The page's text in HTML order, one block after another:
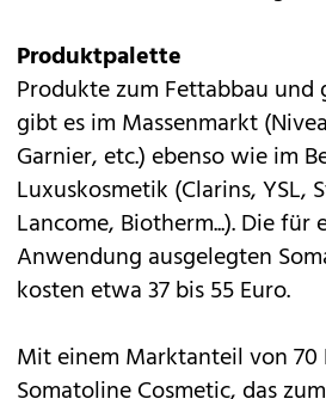
Produktpalette
Produkte zum Fettabbau und
gibt es im Massenmarkt
Garnier, etc.) ebenso wie im
Luxuskosmetik (Clarins, YSL,
Lancome, Biotherm...). Die
Anwendung ausgelegten
kosten etwa 37 bis 55 Euro.
Mit einem Marktanteil von 70